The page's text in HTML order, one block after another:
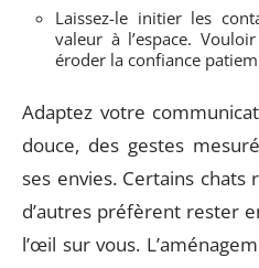
Laissez-le initier les
valeur à l’espace.
éroder la confiance
Adaptez votre
douce, des gestes
ses envies. Certains
d’autres préfèrent rester
l’œil sur vous.